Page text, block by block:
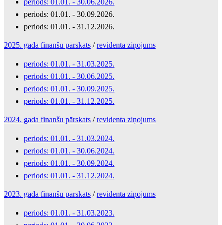
periods: 01.01. - 30.09.2026.
periods: 01.01. - 31.12.2026.
2025. gada finanšu pārskats /revidenta ziņojums
periods: 01.01. - 31.03.2025.
periods: 01.01. - 30.06.2025.
periods: 01.01. - 30.09.2025.
periods: 01.01. - 31.12.2025.
2024. gada finanšu pārskats /revidenta ziņojums
periods: 01.01. - 31.03.2024.
periods: 01.01. - 30.06.2024.
periods: 01.01. - 30.09.2024.
periods: 01.01. - 31.12.2024.
2023. gada finanšu pārskats /revidenta ziņojums
periods: 01.01. - 31.03.2023.